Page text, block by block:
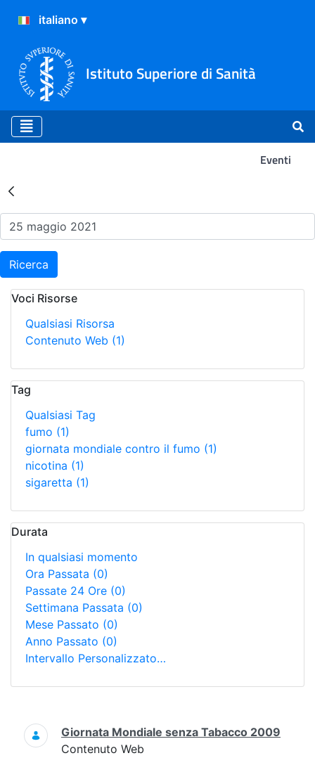
Istituto Superiore di Sanità
Eventi
Risultati della Ricerca -
Ricerca
Voci Risorse
Qualsiasi Risorsa
Contenuto Web (1)
Tag
Qualsiasi Tag
fumo (1)
giornata mondiale contro il fumo (1)
nicotina (1)
sigaretta (1)
Durata
In qualsiasi momento
Ora Passata (0)
Passate 24 Ore (0)
Settimana Passata (0)
Mese Passato (0)
Anno Passato (0)
Intervallo Personalizzato…
Ricerca
Giornata Mondiale senza Tabacco 2009
Contenuto Web